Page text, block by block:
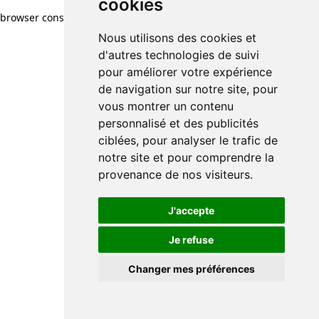
cookies
Nous utilisons des cookies et
d'autres technologies de suivi
pour améliorer votre expérience
de navigation sur notre site, pour
vous montrer un contenu
personnalisé et des publicités
ciblées, pour analyser le trafic de
notre site et pour comprendre la
provenance de nos visiteurs.
J'accepte
Je refuse
Changer mes préférences
browser console for more information)